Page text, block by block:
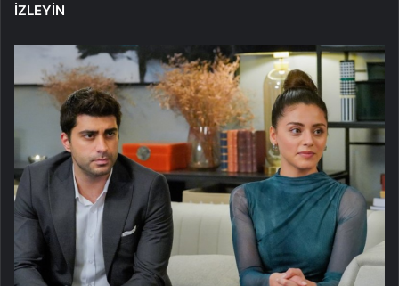
İZLEYİN